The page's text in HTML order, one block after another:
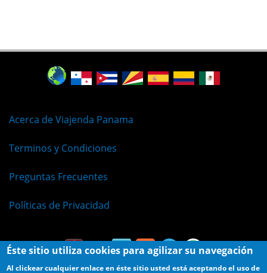
Acerca de Viajenda Panama
Terminos y Condiciones
Preguntas Frecuentes
Políticas de Privacidad
Éste sitio utiliza cookies para agilizar su navegación
Al clickear cualquier enlace en éste sitio usted está aceptando el uso de